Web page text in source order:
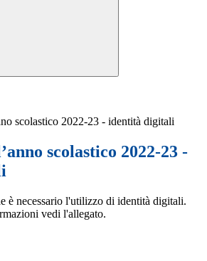
scolastico 2022-23 - identità digitali
scolastico 2022-23 -
è necessario l'utilizzo di identità digitali.
vedi l'allegato.